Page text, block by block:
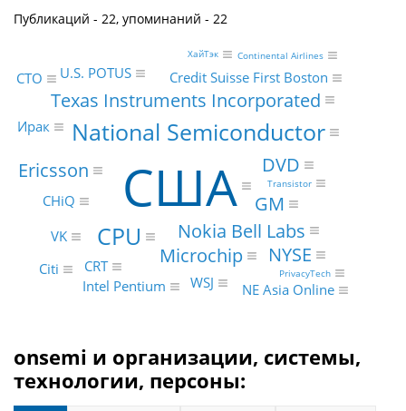
Публикаций - 22, упоминаний - 22
США
National Semiconductor
CPU Nokia Bell Labs
Texas Instruments Incorporated
Microchip
Ericsson
NYSE
GM
DVD
CHiQ
VK
Citi
Credit Suisse First Boston
U.S. POTUS
CRT
Intel Pentium
CTO
Ирак
WSJ NE Asia Online
Continental Airlines
PrivacyTech
Transistor
ХайТэк
onsemi и организации, системы,
технологии, персоны: